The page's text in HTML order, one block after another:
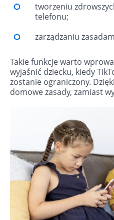
tworzeniu
telefonu;
zarządzaniu
Takie funkcje warto
wyjaśnić dziecku, kiedy
zostanie ograniczony.
domowe zasady, zamiast